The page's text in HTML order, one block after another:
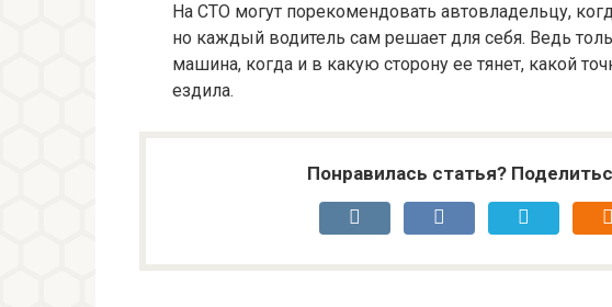
На СТО могут порекомендовать автовладельцу,
но каждый водитель сам решает для себя. Ведь
машина, когда и в какую сторону ее тянет, какой
ездила.
Понравилась статья?